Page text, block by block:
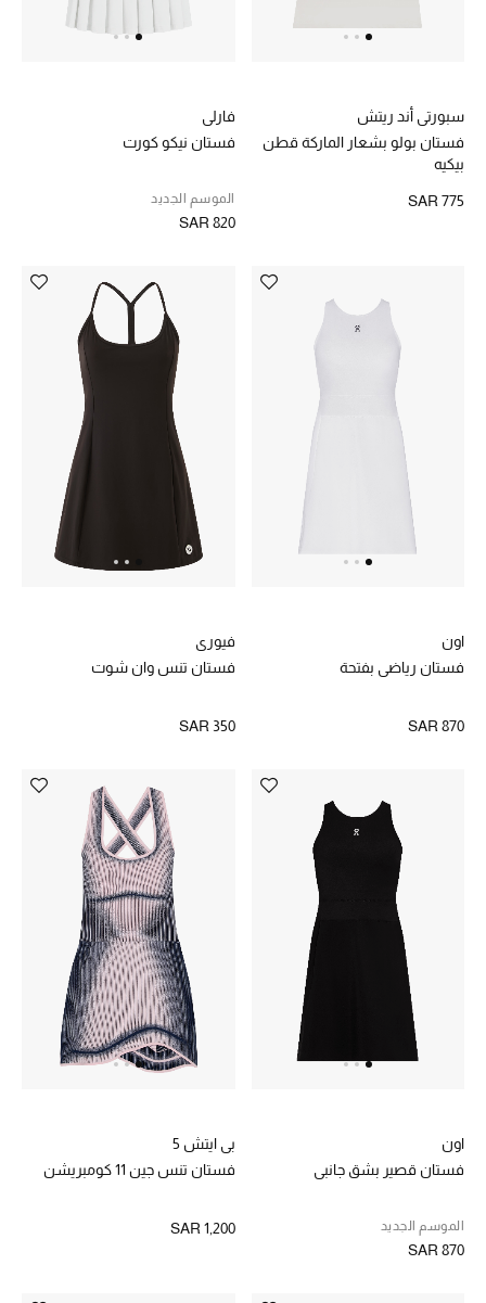
جميع الأحذية النسائية
جميع الإكسسورات النسائية
الحقائب النسائية
دليل ملتزمات الحقائب
حقائب رجالية
أبرز المصممين
تسوقوا الحقائب
أمنيات تتلألأ مع النجوم
أحذية النسائية
أحذية للأطفال
أبرز المصممين
سبورتي أند ريتش
فستان بولو بشعار الماركة قطن
بيكيه
SAR 775
فارلي
فستان نيكو كورت
الموسم الجديد
SAR 820
اون
فستان رياضي بفتحة
SAR 870
فيوري
فستان تنس وان شوت
SAR 350
اون
فستان قصير بشق جانبي
الموسم الجديد
SAR 870
بي ايتش 5
فستان تنس جين 11 كومبريشن
SAR 1,200